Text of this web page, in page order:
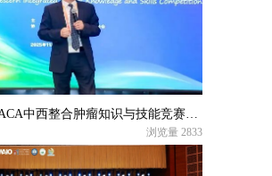
2025CACA中西整合肿瘤知识与技能竞赛决赛昆明收官
浏览量 2833